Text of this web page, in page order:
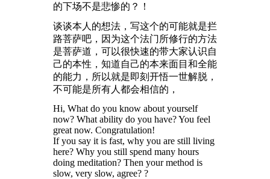
的下场不是悲惨的？！
谈谈本人的想法，写这个的可能就是拦
路菩萨吧，因为这个法门所修行的方法
是菩萨道，可以很快速的带大家认识自
己的本性，知道自己的本来面目和全能
的能力，所以就是即刻开悟一世解脱，
不可能是所有人都会相信的，
Hi, What do you know about yourself
now? What ability do you have? You feel
great now. Congratulation!
If you say it is fast, why you are still living
here? Why you still spend many hours
doing meditation? Then your method is
slow, very slow, agree? ?